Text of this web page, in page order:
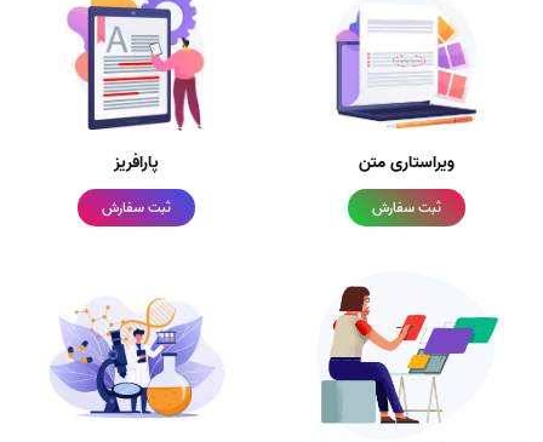
ویراستاری متن
ثبت سفارش
پارافریز
ثبت سفارش